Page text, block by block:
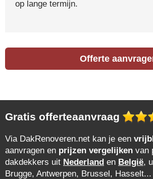
op lange termijn.
Offerte
Gratis offerteaanvraag
Via DakRenoveren.net kan je een
aanvragen en prijzen vergelijken van
dakdekkers uit Nederland en België,
Brugge, Antwerpen, Brussel,